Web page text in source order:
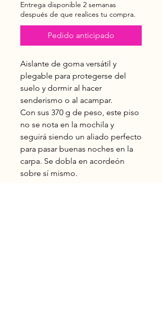
Entrega disponible 2 semanas
después de que realices tu compra.
Pedido anticipado
Aislante de goma versátil y
plegable para protegerse del
suelo y dormir al hacer
senderismo o al acampar.
Con sus 370 g de peso, este piso
no se nota en la mochila y
seguirá siendo un aliado perfecto
para pasar buenas noches en la
carpa. Se dobla en acordeón
sobre sí mismo.